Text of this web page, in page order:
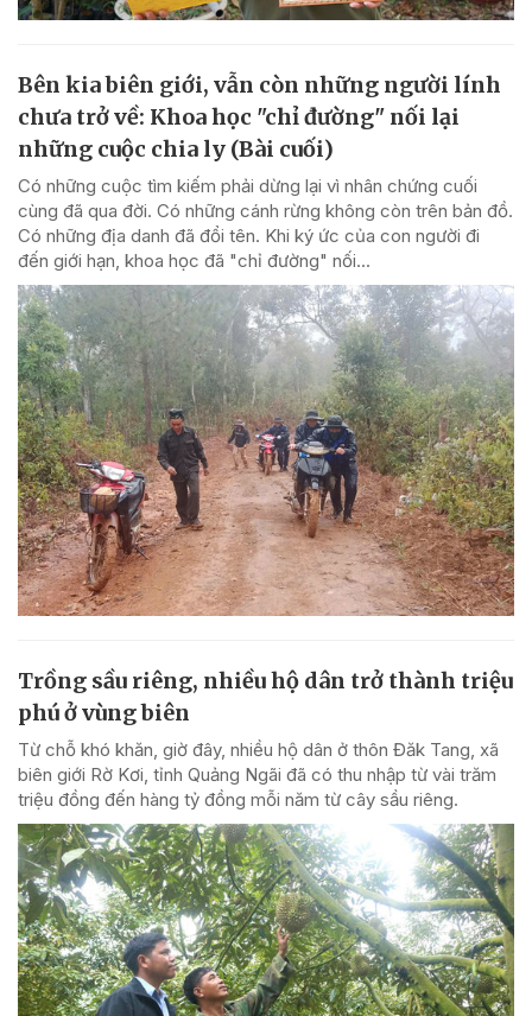
Bên kia biên giới, vẫn còn những người lính
chưa trở về: Khoa học "chỉ đường" nối lại
những cuộc chia ly (Bài cuối)
Có những cuộc tìm kiếm phải dừng lại vì nhân chứng cuối
cùng đã qua đời. Có những cánh rừng không còn trên bản đồ.
Có những địa danh đã đổi tên. Khi ký ức của con người đi
đến giới hạn, khoa học đã "chỉ đường" nối...
Trồng sầu riêng, nhiều hộ dân trở thành triệu
phú ở vùng biên
Từ chỗ khó khăn, giờ đây, nhiều hộ dân ở thôn Đăk Tang, xã
biên giới Rờ Kơi, tỉnh Quảng Ngãi đã có thu nhập từ vài trăm
triệu đồng đến hàng tỷ đồng mỗi năm từ cây sầu riêng.